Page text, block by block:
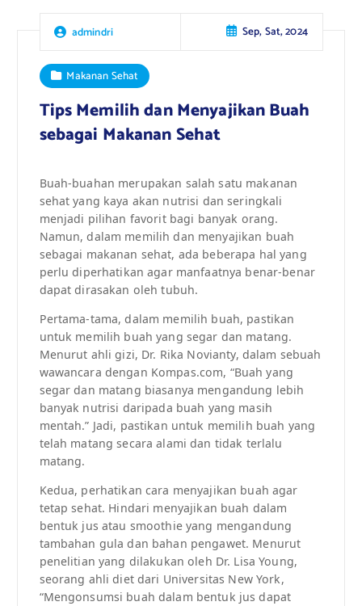
admindri Sep, Sat, 2024
Makanan Sehat
Tips Memilih dan Menyajikan Buah
sebagai Makanan Sehat
Buah-buahan merupakan salah satu makanan
sehat yang kaya akan nutrisi dan seringkali
menjadi pilihan favorit bagi banyak orang.
Namun, dalam memilih dan menyajikan buah
sebagai makanan sehat, ada beberapa hal yang
perlu diperhatikan agar manfaatnya benar-benar
dapat dirasakan oleh tubuh.
Pertama-tama, dalam memilih buah, pastikan
untuk memilih buah yang segar dan matang.
Menurut ahli gizi, Dr. Rika Novianty, dalam sebuah
wawancara dengan Kompas.com, “Buah yang
segar dan matang biasanya mengandung lebih
banyak nutrisi daripada buah yang masih
mentah.” Jadi, pastikan untuk memilih buah yang
telah matang secara alami dan tidak terlalu
matang.
Kedua, perhatikan cara menyajikan buah agar
tetap sehat. Hindari menyajikan buah dalam
bentuk jus atau smoothie yang mengandung
tambahan gula dan bahan pengawet. Menurut
penelitian yang dilakukan oleh Dr. Lisa Young,
seorang ahli diet dari Universitas New York,
“Mengonsumsi buah dalam bentuk jus dapat